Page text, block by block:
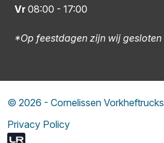
Vr 08:00 - 17:00
*Op feestdagen zijn wij gesloten
© 2026 - Cornelissen Vorkheftrucks
Privacy Policy